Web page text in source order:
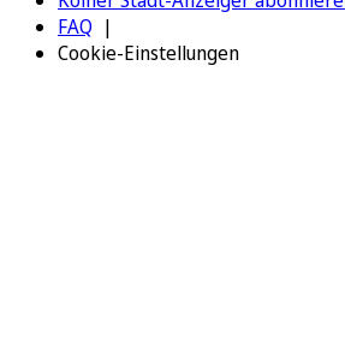
FAQ
Cookie-Einstellungen